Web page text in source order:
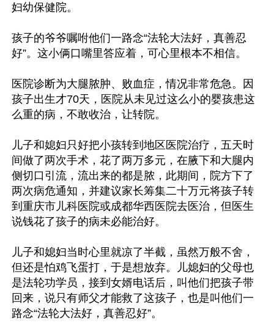
妇幼保健院。
孩子的爷爷嘱咐他们一路念“法轮大法好，真善忍
好”。这小俩口嘴里答应着，可心里根本不相信。
医院诊断为大腿脓肿、败血症，情况非常危急。因
孩子出生才70天，医院从未见过这么小的婴孩患这
么重的病，不敢收治，让转院。
儿子和媳妇只好把小孩转到地区医院治疗，五天时
间做了两次手术，花了两万多元，在腋下和大腿内
侧切口引流，流出来的都是脓，此期间，院方下了
两次病危通知，并建议家长筹集二十万元将孩子转
到重庆市儿科医院或成都华西医院去医治，但医生
说钱花了孩子的病未必能治好。
儿子和媳妇当时心里就凉了半截，虽然万般不舍，
但还是怕鸡飞蛋打，于是想放弃。儿媳妇的父母也
是法轮功学员，接到女婿电话后，叫他们把孩子带
回来，说只有师父才能救了这孩子，也是叫他们一
路念“法轮大法好，真善忍好”。